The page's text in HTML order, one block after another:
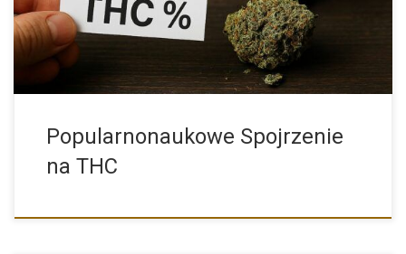
Popularnonaukowe Spojrzenie
na THC